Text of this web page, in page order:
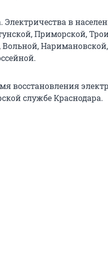
Электричества в
Приморской,
Наримановской,
восстановления
службе Краснодара.